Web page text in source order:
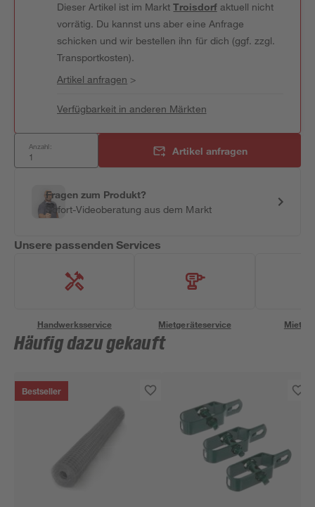
Dieser Artikel ist im MarktTroisdorfaktuell nicht
vorrätig. Du kannst uns aber eine Anfrage
schicken und wir bestellen ihn für dich (ggf. zzgl.
Transportkosten).
Artikel anfragen >
Verfügbarkeit in anderen Märkten
Anzahl: Artikel anfragen
Fragen zum Produkt?
Sofort-Videoberatung aus dem Markt
Unsere passenden Services
Handwerksservice Mietgeräteservice
Häufig dazu gekauft
Bestseller